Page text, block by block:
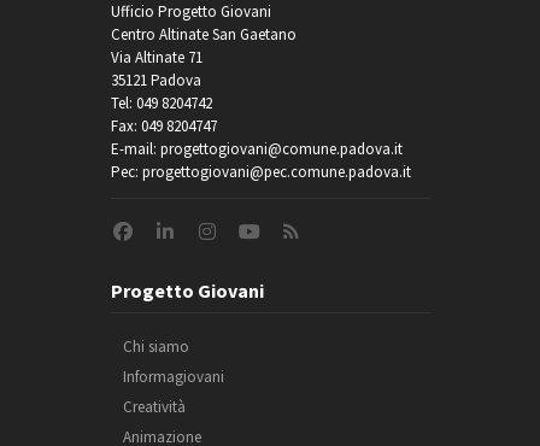
Ufficio Progetto Giovani
Centro Altinate San Gaetano
Via Altinate 71
35121 Padova
Tel: 049 8204742
Fax: 049 8204747
E-mail: progettogiovani@comune.padova.it
Pec: progettogiovani@pec.comune.padova.it
Progetto Giovani
Chi siamo
Informagiovani
Creatività
Animazione